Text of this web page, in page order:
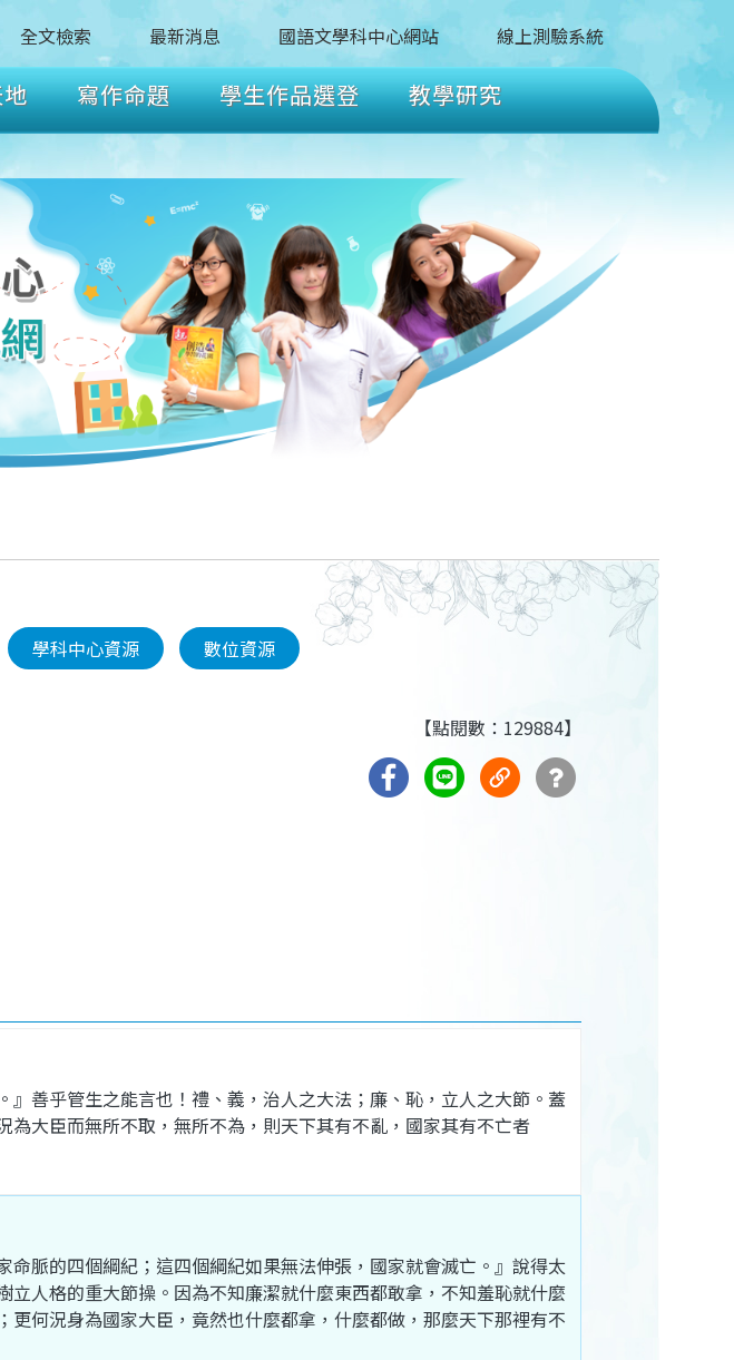
全文檢索 最新消息 國語文學科中心網站 線上測驗系統
寫作命題 學生作品選登
教學研究
學科中心資源 數位資源
【點閱數：129884】
。』善乎管生之能言也 ！禮 、義 ，治人之大法 ； 廉 、恥 ， 立人之大節 。 蓋
為大臣而無所不取 ，無所不為 ， 則天下其有不亂 ， 國家其有不亡者
命脈的四個綱紀 ； 這四個綱紀如果無法伸張 ， 國家就會滅亡 。』說得太
立人格的重大節操 。 因為不知廉潔就什麼東西都敢拿 ， 不知羞恥就什麼
； 更何況身為國家大臣 ，竟然也什麼都拿 ，什麼都做 ，那麼天下那裡有不